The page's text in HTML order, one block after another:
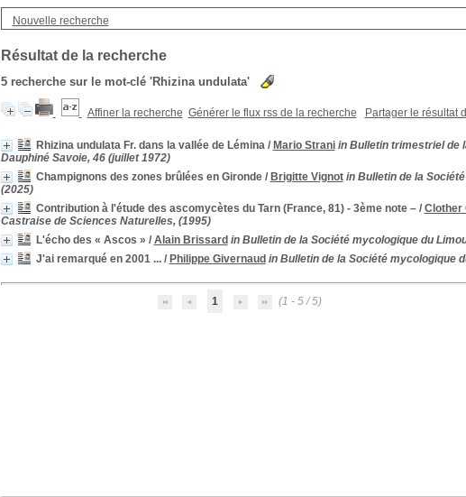
Nouvelle recherche
Résultat de la recherche
5recherche sur le mot-clé 'Rhizina undulata'
Affiner la recherche Générer le flux rss de la recherche Partager le résultat
Rhizina undulata Fr. dans la vallée de Lémina/ Mario Strani in Bulletin trimestriel de
Dauphiné Savoie, 46 (juillet 1972)
Champignons des zones brûlées en Gironde/ Brigitte Vignot in Bulletin de la
(2025)
Contribution à l'étude des ascomycètes du Tarn (France, 81) - 3ème note –/ Clother
Castraise de Sciences Naturelles, (1995)
L'écho des « Ascos » / Alain Brissard in Bulletin de la Société mycologique du
J'ai remarqué en 2001 .../ Philippe Givernaud in Bulletin de la Société mycologique
1 (1 - 5 / 5)